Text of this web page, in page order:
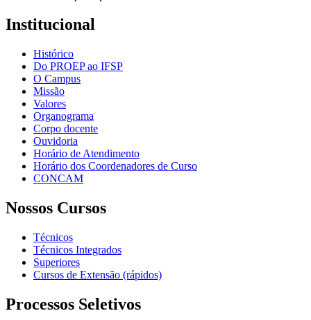
Institucional
Histórico
Do PROEP ao IFSP
O Campus
Missão
Valores
Organograma
Corpo docente
Ouvidoria
Horário de Atendimento
Horário dos Coordenadores de Curso
CONCAM
Nossos Cursos
Técnicos
Técnicos Integrados
Superiores
Cursos de Extensão (rápidos)
Processos Seletivos